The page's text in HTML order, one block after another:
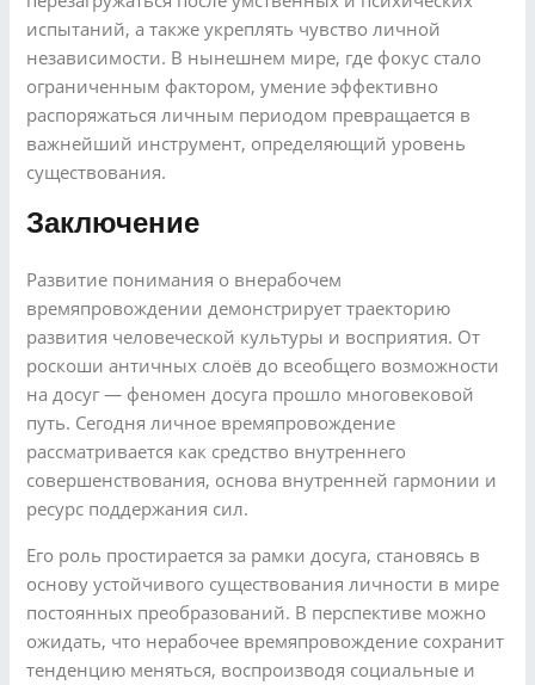
испытаний, а также укреплять чувство личной
независимости. В нынешнем мире, где фокус стало
ограниченным фактором, умение эффективно
распоряжаться личным периодом превращается в
важнейший инструмент, определяющий уровень
существования.
Заключение
Развитие понимания о внерабочем
времяпровождении демонстрирует траекторию
развития человеческой культуры и восприятия. От
роскоши античных слоёв до всеобщего возможности
на досуг — феномен досуга прошло многовековой
путь. Сегодня личное времяпровождение
рассматривается как средство внутреннего
совершенствования, основа внутренней гармонии и
ресурс поддержания сил.
Его роль простирается за рамки досуга, становясь в
основу устойчивого существования личности в мире
постоянных преобразований. В перспективе можно
ожидать, что нерабочее времяпровождение сохранит
тенденцию меняться, воспроизводя социальные и